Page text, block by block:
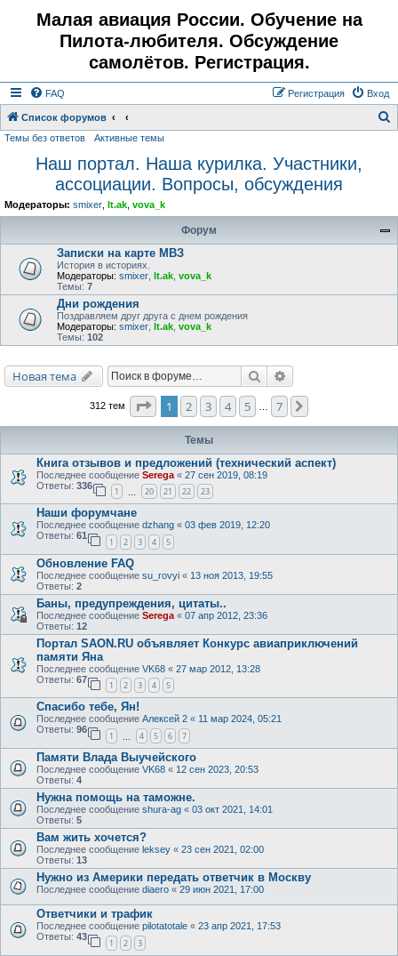
Малая авиация России. Обучение на
Пилота-любителя. Обсуждение
самолётов. Регистрация.
FAQ Вход
Регистрация
Список форумов
Темы без ответов Активные темы
Наш портал. Наша курилка. Участники,
ассоциации. Вопросы, обсуждения
Модераторы: smixer lt.ak vova_k
Форум
Записки на карте МВЗ
История в историях.
Модераторы: smixer lt.ak vova_k
Темы: 7
Дни рождения
Поздравляем друг друга с днем рождения
Модераторы: smixer lt.ak vova_k
Темы: 102
Новая тема Поиск
312 тем Страница1 из
1 2 3 4 5 7
Темы
Книга отзывов и предложений (технический аспект)
Последнее сообщение Serega « 27 сен 2019, 08:19
Ответы: 336
1 20 21 22 23
Наши форумчане
Последнее сообщение dzhang « 03 фев 2019, 12:20
Ответы: 61
1 2 3 4 5
Обновление FAQ
Последнее сообщение su_rovyi « 13 ноя 2013, 19:55
Ответы: 2
Баны, предупреждения, цитаты..
Последнее сообщение Serega « 07 апр 2012, 23:36
Ответы: 12
Портал SAON.RU объявляет Конкурс авиаприключений
памяти Яна
Последнее сообщение VK68 « 27 мар 2012, 13:28
Ответы: 67
1 2 3 4 5
Спасибо тебе, Ян!
Последнее сообщение Алексей 2 « 11 мар 2024, 05:21
Ответы: 96
1 4 5 6 7
Памяти Влада Выучейского
Последнее сообщение VK68 « 12 сен 2023, 20:53
Ответы: 4
Нужна помощь на таможне.
Последнее сообщение shura-ag « 03 окт 2021, 14:01
Ответы: 5
Вам жить хочется?
Последнее сообщение leksey « 23 сен 2021, 02:00
Ответы: 13
Нужно из Америки передать ответчик в Москву
Последнее сообщение diaero « 29 июн 2021, 17:00
Ответчики и трафик
Последнее сообщение pilotatotale « 23 апр 2021, 17:53
Ответы: 43
1 2 3